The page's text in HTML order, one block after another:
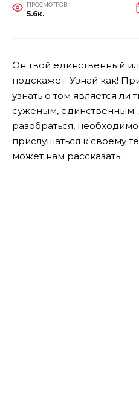
ПРОСМОТРОВ
5.6к.
Он твой единственный
подскажет. Узнай как!
узнать о том является ли
суженым, единственным.
разобраться,
прислушаться к своему
может нам рассказать.